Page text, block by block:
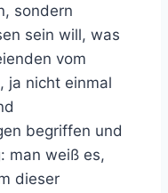
sondern
sein will, was
vom
ja nicht einmal
begriffen und
man weiß es,
dieser